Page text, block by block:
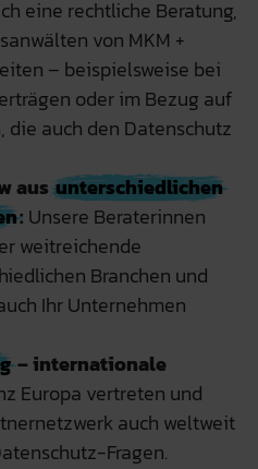
eine rechtliche Beratung,
von MKM +
– beispielsweise bei
oder im Bezug auf
die auch den Datenschutz
ausunterschiedlichen
: Unsere Beraterinnen
weitreichende
Branchen und
Ihr Unternehmen
– internationale
Europa vertreten und
auch weltweit
Fragen.